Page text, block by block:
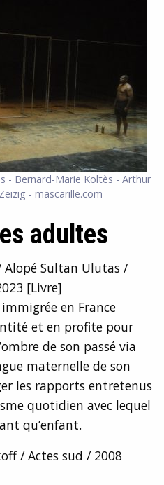
- Bernard-Marie Koltès - Arthur
- mascarille.com
adultes
Alopé Sultan Ulutas /
[Livre]
en France
et en profite pour
de son passé via
maternelle de son
les rapports entretenus
quotidien avec lequel
qu’enfant.
/ Actes sud / 2008